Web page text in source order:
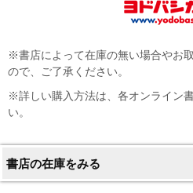
※書店によって在庫の無い場合やお
ので、ご了承ください。
※詳しい購入方法は、各オンライン
い。
書店の在庫をみる